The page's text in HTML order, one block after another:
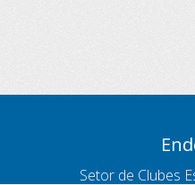
Setor de Clubes